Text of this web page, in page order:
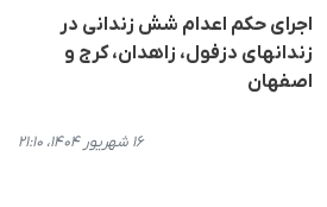
اجرای حکم اعدام شش زندانی در
زندانهای دزفول، زاهدان، کرج و
اصفهان
۱۶ شهریور ۱۴۰۴، ۲۱:۱۰